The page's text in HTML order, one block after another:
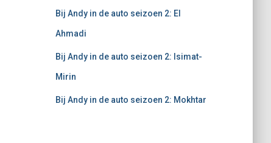
Bij Andy in de auto seizoen 2: El
Ahmadi
Bij Andy in de auto seizoen 2: Isimat-
Mirin
Bij Andy in de auto seizoen 2: Mokhtar